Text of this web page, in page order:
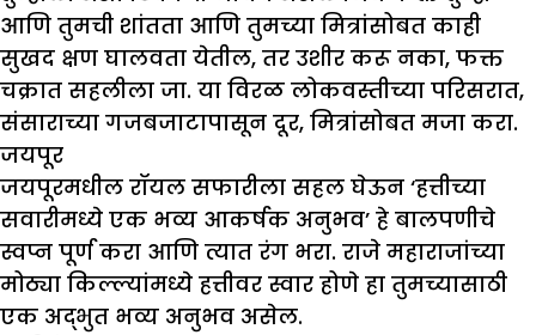
आणि तुमची शांतता आणि तुमच्या मित्रांसोबत काही
सुखद क्षण घालवता येतील, तर उशीर करू नका, फक्त
चक्रात सहलीला जा. या विरळ लोकवस्तीच्या परिसरात,
संसाराच्या गजबजाटापासून दूर, मित्रांसोबत मजा करा.
जयपूर
जयपूरमधील रॉयल सफारीला सहल घेऊन ‘हत्तीच्या
सवारीमध्ये एक भव्य आकर्षक अनुभव’ हे बालपणीचे
स्वप्न पूर्ण करा आणि त्यात रंग भरा. राजे महाराजांच्या
मोठ्या किल्ल्यांमध्ये हत्तीवर स्वार होणे हा तुमच्यासाठी
एक अद्भुत भव्य अनुभव असेल.